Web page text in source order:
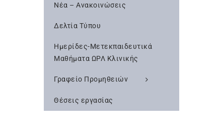
Νέα – Ανακοινώσεις
Δελτία Τύπου
Ημερίδες-Μετεκπαιδευτικά
Μαθήματα ΩΡΛ Κλινικής
Γραφείο Προμηθειών
Θέσεις εργασίας